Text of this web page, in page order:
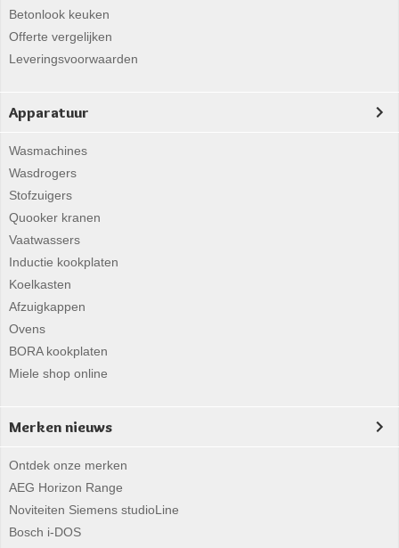
Betonlook keuken
Offerte vergelijken
Leveringsvoorwaarden
Apparatuur
Wasmachines
Wasdrogers
Stofzuigers
Quooker kranen
Vaatwassers
Inductie kookplaten
Koelkasten
Afzuigkappen
Ovens
BORA kookplaten
Miele shop online
Merken nieuws
Ontdek onze merken
AEG Horizon Range
Noviteiten Siemens studioLine
Bosch i-DOS